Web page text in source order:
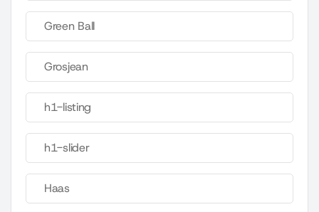
Green Ball
Grosjean
h1-listing
h1-slider
Haas